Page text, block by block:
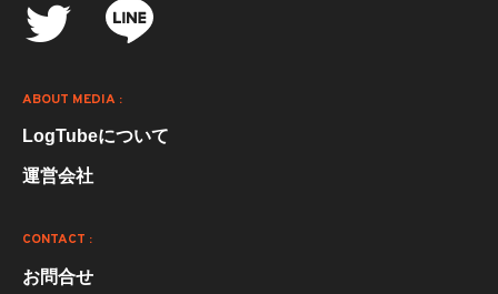
ABOUT MEDIA :
LogTubeについて
運営会社
CONTACT :
お問合せ